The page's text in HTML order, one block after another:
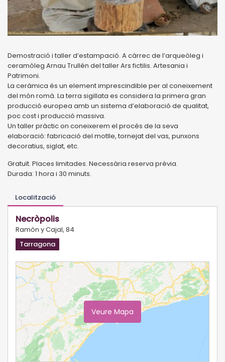
Demostració i taller d’estampació. A càrrec de l’arqueòleg i
ceramòleg Arnau Trullén del taller Ars fictilis. Artesania i
Patrimoni.
La ceràmica és un element imprescindible per al coneixement
del món romà. La terra sigillata es considera la primera gran
producció europea amb un sistema d’elaboració de qualitat,
poc cost i producció massiva.
Un taller pràctic on coneixerem el procés de la seva
elaboració: fabricació del motlle, tornejat del vas, punxons
decoratius, siglat, etc.
Gratuït. Places limitades. Necessària reserva prèvia.
Durada: 1 hora i 30 minuts.
Localització
Necròpolis
Ramón y Cajal, 84
Tarragona
Veure Mapa